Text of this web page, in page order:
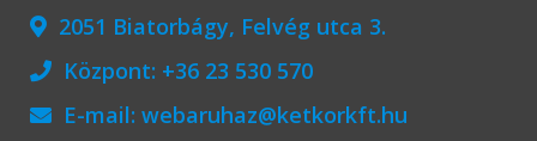
2051 Biatorbágy, Felvég utca 3.
Központ: +36 23 530 570
E-mail: webaruhaz@ketkorkft.hu